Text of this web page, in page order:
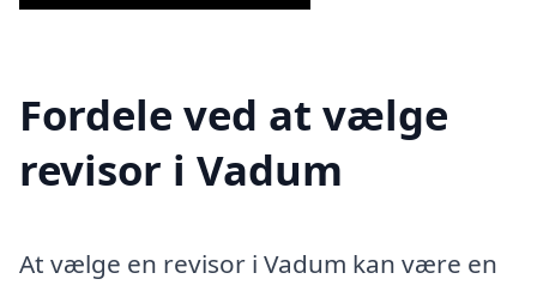
Fordele ved at vælge
revisor i Vadum
At vælge en revisor i Vadum kan være en